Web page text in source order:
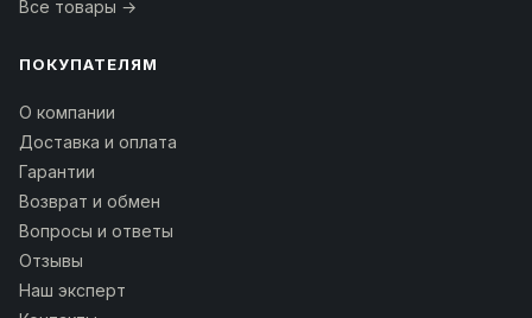
Все товары →
ПОКУПАТЕЛЯМ
О компании
Доставка и оплата
Гарантии
Возврат и обмен
Вопросы и ответы
Отзывы
Наш эксперт